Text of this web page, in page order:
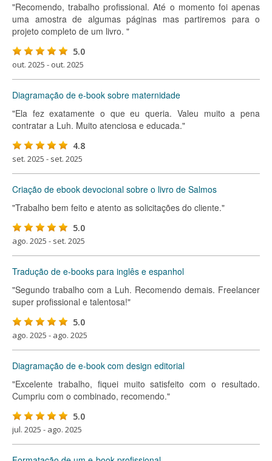
"Recomendo, trabalho profissional. Até o momento foi apenas
uma amostra de algumas páginas mas partiremos para o
projeto completo de um livro. "
5.0
out. 2025 - out. 2025
Diagramação de e-book sobre maternidade
"Ela fez exatamente o que eu queria. Valeu muito a pena
contratar a Luh. Muito atenciosa e educada."
4.8
set. 2025 - set. 2025
Criação de ebook devocional sobre o livro de Salmos
"Trabalho bem feito e atento as solicitações do cliente."
5.0
ago. 2025 - set. 2025
Tradução de e-books para inglês e espanhol
"Segundo trabalho com a Luh. Recomendo demais. Freelancer
super profissional e talentosa!"
5.0
ago. 2025 - ago. 2025
Diagramação de e-book com design editorial
"Excelente trabalho, fiquei muito satisfeito com o resultado.
Cumpriu com o combinado, recomendo."
5.0
jul. 2025 - ago. 2025